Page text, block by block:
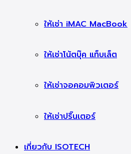
ให้เช่า iMAC MacBook
ให้เช่าโน้ตบุ๊ค แท็บเล็ต
ให้เช่าจอคอมพิวเตอร์
ให้เช่าปริ๊นเตอร์
เกี่ยวกับ ISOTECH